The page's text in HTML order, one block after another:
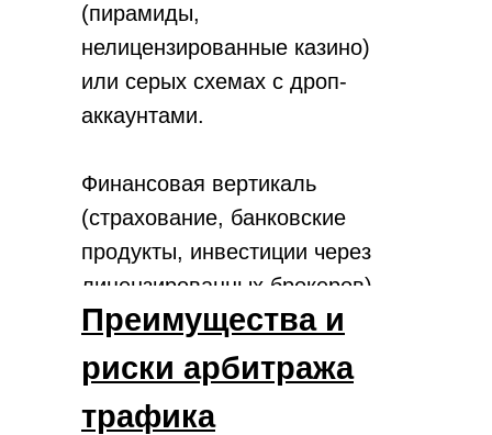
(пирамиды,
нелицензированные казино)
или серых схемах с дроп-
аккаунтами.
Финансовая вертикаль
(страхование, банковские
продукты, инвестиции через
лицензированных брокеров) –
полностью белая, можно
работать как самозанятый.
Преимущества и
риски арбитража
трафика